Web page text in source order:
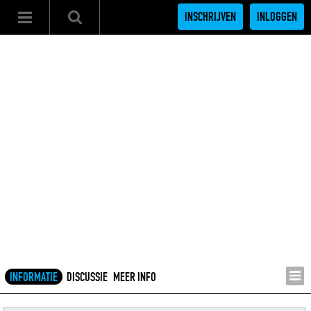
INSCHRIJVEN INLOGGEN
INFORMATIE DISCUSSIE MEER INFO